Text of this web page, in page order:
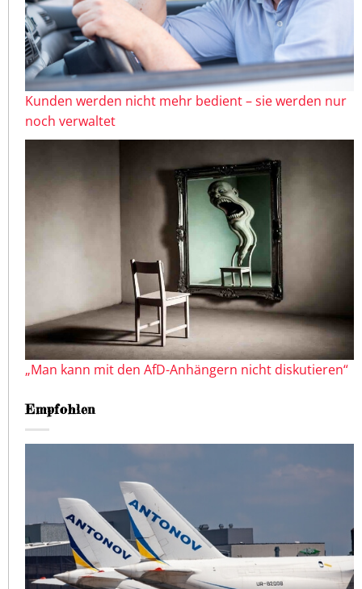
Kunden werden nicht mehr bedient – sie werden nur
noch verwaltet
„Man kann mit den AfD-Anhängern nicht diskutieren“
Empfohlen